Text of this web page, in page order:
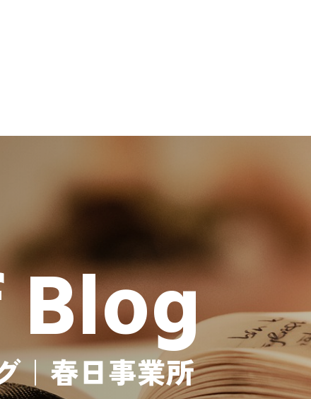
｜春日事業所